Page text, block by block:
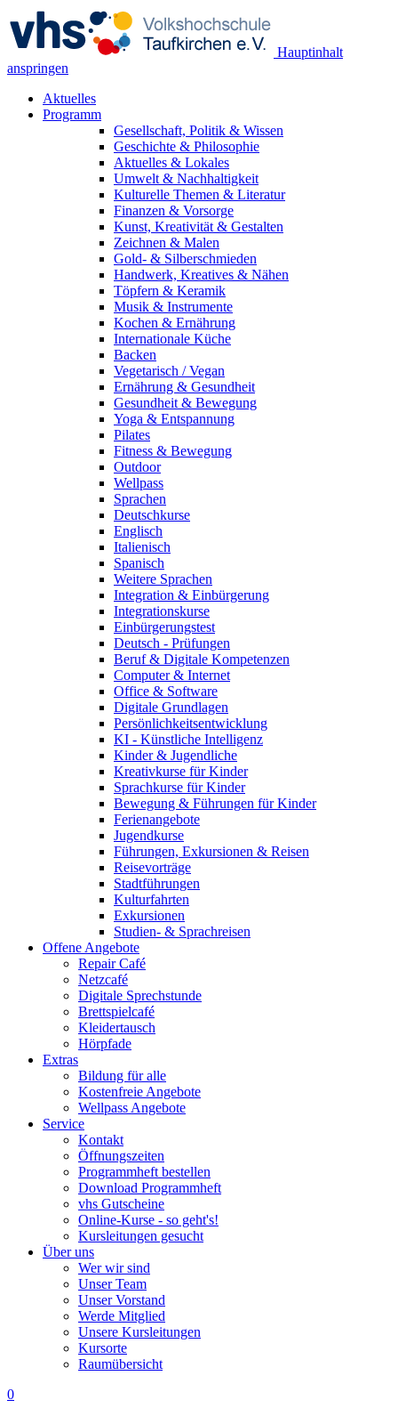
Hauptinhalt
anspringen
Aktuelles
Programm
Gesellschaft, Politik & Wissen
Geschichte & Philosophie
Aktuelles & Lokales
Umwelt & Nachhaltigkeit
Kulturelle Themen & Literatur
Finanzen & Vorsorge
Kunst, Kreativität & Gestalten
Zeichnen & Malen
Gold- & Silberschmieden
Handwerk, Kreatives & Nähen
Töpfern & Keramik
Musik & Instrumente
Kochen & Ernährung
Internationale Küche
Backen
Vegetarisch / Vegan
Ernährung & Gesundheit
Gesundheit & Bewegung
Yoga & Entspannung
Pilates
Fitness & Bewegung
Outdoor
Wellpass
Sprachen
Deutschkurse
Englisch
Italienisch
Spanisch
Weitere Sprachen
Integration & Einbürgerung
Integrationskurse
Einbürgerungstest
Deutsch - Prüfungen
Beruf & Digitale Kompetenzen
Computer & Internet
Office & Software
Digitale Grundlagen
Persönlichkeitsentwicklung
KI - Künstliche Intelligenz
Kinder & Jugendliche
Kreativkurse für Kinder
Sprachkurse für Kinder
Bewegung & Führungen für Kinder
Ferienangebote
Jugendkurse
Führungen, Exkursionen & Reisen
Reisevorträge
Stadtführungen
Kulturfahrten
Exkursionen
Studien- & Sprachreisen
Offene Angebote
Repair Café
Netzcafé
Digitale Sprechstunde
Brettspielcafé
Kleidertausch
Hörpfade
Extras
Bildung für alle
Kostenfreie Angebote
Wellpass Angebote
Service
Kontakt
Öffnungszeiten
Programmheft bestellen
Download Programmheft
vhs Gutscheine
Online-Kurse - so geht's!
Kursleitungen gesucht
Über uns
Wer wir sind
Unser Team
Unser Vorstand
Werde Mitglied
Unsere Kursleitungen
Kursorte
Raumübersicht
0